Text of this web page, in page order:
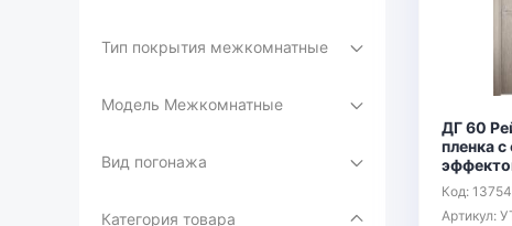
Тип покрытия межкомнатные
Модель Межкомнатные
Вид погонажа
Категория товара
ДГ 60
пленка
Код:
Артикул: